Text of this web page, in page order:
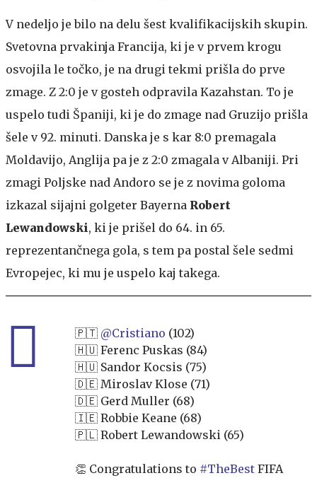
V nedeljo je bilo na delu šest kvalifikacijskih skupin.
Svetovna prvakinja Francija, ki je v prvem krogu
osvojila le točko, je na drugi tekmi prišla do prve
zmage. Z 2:0 je v gosteh odpravila Kazahstan. To je
uspelo tudi Španiji, ki je do zmage nad Gruzijo prišla
šele v 92. minuti. Danska je s kar 8:0 premagala
Moldavijo, Anglija pa je z 2:0 zmagala v Albaniji. Pri
zmagi Poljske nad Andoro se je z novima goloma
izkazal sijajni golgeter Bayerna Robert
Lewandowski, ki je prišel do 64. in 65.
reprezentančnega gola, s tem pa postal šele sedmi
Evropejec, ki mu je uspelo kaj takega.
🇵🇹 @Cristiano (102)
🇭🇺 Ferenc Puskas (84)
🇭🇺 Sandor Kocsis (75)
🇩🇪 Miroslav Klose (71)
🇩🇪 Gerd Muller (68)
🇮🇪 Robbie Keane (68)
🇵🇱 Robert Lewandowski (65)
👏 Congratulations to #TheBest FIFA